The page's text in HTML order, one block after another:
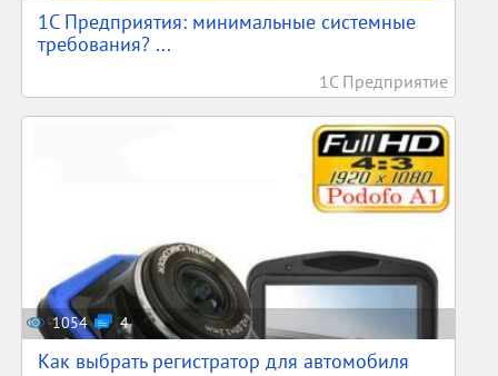
1С Предприятия: минимальные системные
требования? ...
1С Предприятие
1054 4
Как выбрать регистратор для автомобиля